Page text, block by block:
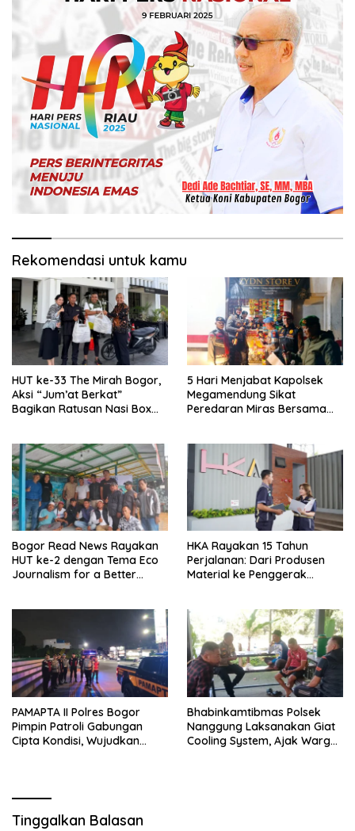
Rekomendasi untuk kamu
HUT ke-33 The Mirah Bogor,
Aksi “Jum’at Berkat”
Bagikan Ratusan Nasi Box
5 Hari Menjabat Kapolsek
Megamendung Sikat
Peredaran Miras Bersama
Bogor Read News Rayakan
HUT ke-2 dengan Tema Eco
Journalism for a Better
HKA Rayakan 15 Tahun
Perjalanan: Dari Produsen
Material ke Penggerak
PAMAPTA II Polres Bogor
Pimpin Patroli Gabungan
Cipta Kondisi, Wujudkan
Bhabinkamtibmas Polsek
Nanggung Laksanakan Giat
Cooling System, Ajak Warga
Tinggalkan Balasan